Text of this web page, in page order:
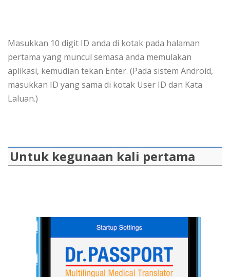
Masukkan 10 digit ID anda di kotak pada halaman
pertama yang muncul semasa anda memulakan
aplikasi, kemudian tekan Enter. (Pada sistem Android,
masukkan ID yang sama di kotak User ID dan Kata
Laluan.)
Untuk kegunaan kali pertama